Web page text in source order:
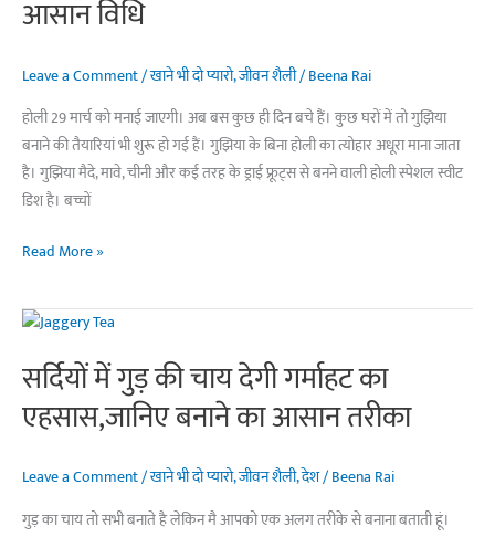
आसान विधि
Leave a Comment/खाने भी दो प्यारो,जीवन शैली/Beena Rai
होली 29 मार्च को मनाई जाएगी। अब बस कुछ ही दिन बचे हैं। कुछ घरों में तो गुझिया
बनाने की तैयारियां भी शुरू हो गई हैं। गुझिया के बिना होली का त्योहार अधूरा माना जाता
है। गुझिया मैदे, मावे, चीनी और कई तरह के ड्राई फ्रूट्स से बनने वाली होली स्पेशल स्वीट
डिश है। बच्चों
आ
होली,
जान
गुझिया
बनाने
सबसे
विधि
Read More »
सर्दियों में गुड़ की चाय देगी गर्माहट का
एहसास,जानिए बनाने का आसान तरीका
Leave a Comment/खाने भी दो प्यारो,जीवन शैली,देश/Beena Rai
गुड़ का चाय तो सभी बनाते है लेकिन मै आपको एक अलग तरीके से बनाना बताती हूं।